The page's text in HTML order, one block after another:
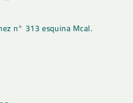
n° 313 esquina Mcal.